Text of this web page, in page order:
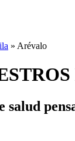
» Arévalo
salud